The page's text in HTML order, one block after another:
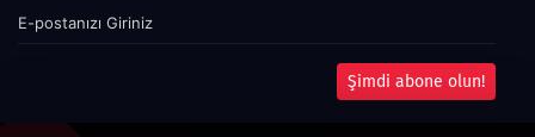
Şimdi abone olun!